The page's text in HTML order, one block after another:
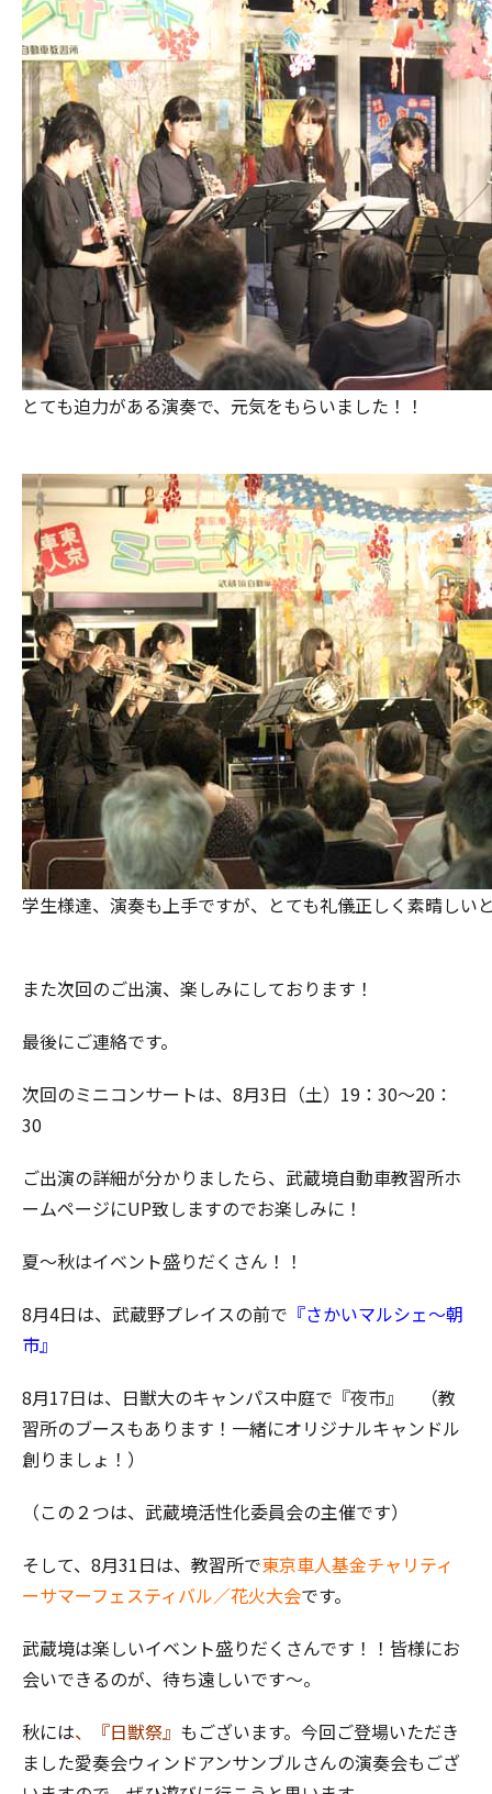
とても迫力がある演奏で、元気をもらいました！！
学生様達、演奏も上手ですが、とても礼儀正しく素晴しい
また次回のご出演、楽しみにしております！
最後にご連絡です。
次回のミニコンサートは、8月3日（土）19：30～20：
30
ご出演の詳細が分かりましたら、武蔵境自動車教習所ホ
ームページにUP致しますのでお楽しみに！
夏～秋はイベント盛りだくさん！！
8月4日は、武蔵野プレイスの前で 『さかいマルシェ～朝
市』
8月17日は、日獣大のキャンパス中庭で 『夜市』
（教
習所のブースもあります！一緒にオリジナルキャンドル
創りましょ！）
（この２つは、武蔵境活性化委員会の主催です）
そして、8月31日は、教習所で東京車人基金チャリティ
ーサマーフェスティバル／花火大会です。
武蔵境は楽しいイベント盛りだくさんです！！皆様にお
会いできるのが、待ち遠しいです～。
秋には、『日獣祭』 もございます。今回ご登場いただき
ました愛奏会ウィンドアンサンブルさんの演奏会もござ